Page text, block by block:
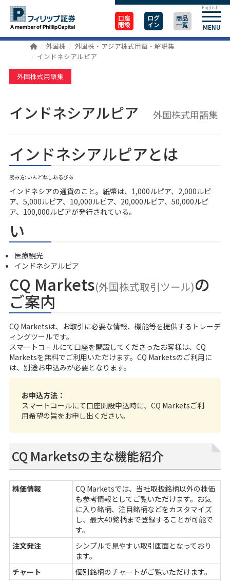
口座
開設
ログ
イン
商品
一覧 MENU
English
外国株
外国株・アジア株式用語・解説集
インドネシアルピア
外国株式用語集
インドネシアルピア 外国株式用語集
インドネシアルピアとは
読み方: いんどねしあるぴあ
インドネシアの通貨のこと。紙幣は、1,000ルピア、2,000ルピ
ア、5,000ルピア、10,000ルピア、20,000ルピア、50,000ルピ
ア、100,000ルピアが発行されている。
い
医療観光
インドネシアルピア
CQ Markets(外国株式取引ツール)の
ご案内
CQ Marketsは、お取引に必要な情報、機能等を提供するトレーデ
ィングツールです。
スマートコールにて口座を開設してくださったお客様は、CQ
Marketsを無料でご利用いただけます。CQ Marketsのご利用に
は、別途お申込みが必要となります。
お申込方法：
スマートコールにて口座開設申込時に、CQ Marketsご利
用希望の旨をお申し出ください。
CQ Marketsの主な機能紹介
株価情報
CQ Marketsでは、当社取扱銘柄以外の株価
も参考情報としてご覧いただけます。お気
に入り銘柄、注目銘柄などをカスタマイズ
し、最大40銘柄まで登録することが可能で
す。
注文発注
シンプルで見やすい取引画面となっており
ます。
チャート
個別銘柄のチャートがご覧いただけます。